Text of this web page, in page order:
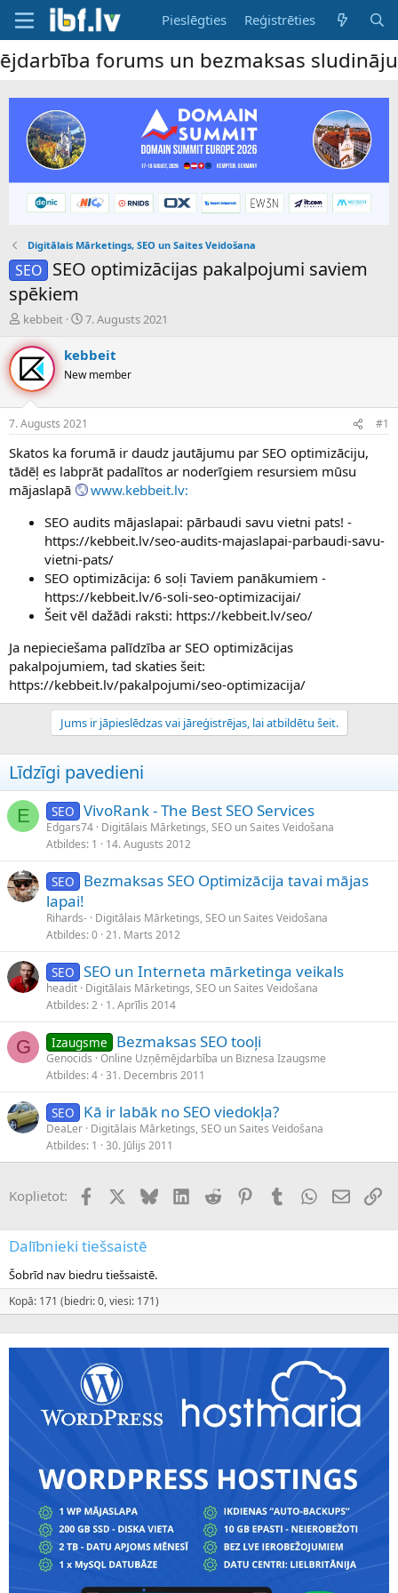
Pieslēgties Reģistrēties
forums un bezmaksas
Digitālais Mārketings, SEO un Saites Veidošana
SEO SEO optimizācijas pakalpojumi saviem
spēkiem
P
v
e
d
i
n
u
z
s
kebbeit
S
k
m
a
u
m
s
7. Augusts 2021
kebbeit
New member
7. Augusts 2021 #1
Skatos ka forumā ir daudz jautājumu par SEO optimizāciju,
tādēļ es labprāt padalītos ar noderīgiem resursiem mūsu
mājaslapā
www.kebbeit.lv:
SEO audits mājaslapai: pārbaudi savu vietni pats! -
https://kebbeit.lv/seo-audits-majaslapai-parbaudi-savu-
vietni-pats/
SEO optimizācija: 6 soļi Taviem panākumiem -
https://kebbeit.lv/6-soli-seo-optimizacijai/
Šeit vēl dažādi raksti: https://kebbeit.lv/seo/
Ja nepieciešama palīdzība ar SEO optimizācijas
pakalpojumiem, tad skaties šeit:
https://kebbeit.lv/pakalpojumi/seo-optimizacija/
Jums ir jāpieslēdzas vai jāreģistrējas, lai atbildētu šeit.
Līdzīgi pavedieni
E SEO VivoRank - The Best SEO Services
Edgars74 Digitālais Mārketings, SEO un Saites Veidošana
Atbildes 1 14. Augusts 2012
SEO
Bezmaksas SEO Optimizācija tavai mājas
lapai!
Rihards- Digitālais Mārketings, SEO un Saites Veidošana
Atbildes 0 21. Marts 2012
SEO SEO un Interneta mārketinga veikals
headit Digitālais Mārketings, SEO un Saites Veidošana
Atbildes 2 1. Aprīlis 2014
G Izaugsme Bezmaksas SEO tooļi
Genocids Online Uzņēmējdarbība un Biznesa Izaugsme
Atbildes 4 31. Decembris 2011
SEO Kā ir labāk no SEO viedokļa?
DeaLer Digitālais Mārketings, SEO un Saites Veidošana
Atbildes 1 30. Jūlijs 2011
Koplietot: FacebookX (Twitter)
BlueskyLinkedInReddit PinterestTumblrWhatsApp
E-pasts
Dalībnieki tiešsaistē
Šobrīd nav biedru tiešsaistē.
Kopā: 171 (biedri: 0, viesi: 171)